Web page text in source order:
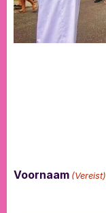
Voornaam (Vereist)